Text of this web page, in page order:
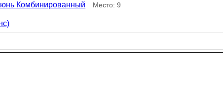
Комбинированный Место: 9